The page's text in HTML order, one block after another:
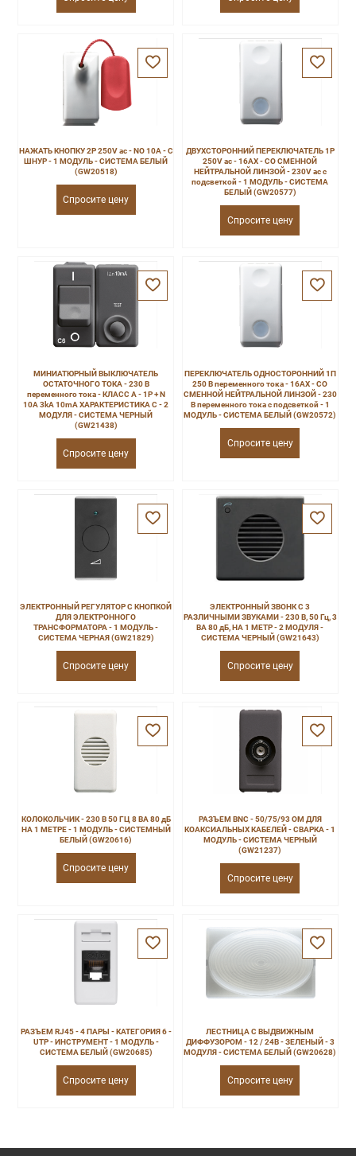
НАЖАТЬ КНОПКУ 2P 250V ac - NO 10A - С
ШНУР - 1 МОДУЛЬ - СИСТЕМА БЕЛЫЙ
(GW20518)
Спросите цену
ДВУХСТОРОННИЙ ПЕРЕКЛЮЧАТЕЛЬ 1P
250V ac - 16AX - СО СМЕННОЙ
НЕЙТРАЛЬНОЙ ЛИНЗОЙ - 230V ac с
подсветкой - 1 МОДУЛЬ - СИСТЕМА
БЕЛЫЙ (GW20577)
Спросите цену
МИНИАТЮРНЫЙ ВЫКЛЮЧАТЕЛЬ
ОСТАТОЧНОГО ТОКА - 230 В
переменного тока - КЛАСС A - 1P + N
10A 3kA 10mA ХАРАКТЕРИСТИКА C - 2
МОДУЛЯ - СИСТЕМА ЧЕРНЫЙ
(GW21438)
Спросите цену
ПЕРЕКЛЮЧАТЕЛЬ ОДНОСТОРОННИЙ 1П
250 В переменного тока - 16AX - СО
СМЕННОЙ НЕЙТРАЛЬНОЙ ЛИНЗОЙ - 230
В переменного тока с подсветкой - 1
МОДУЛЬ - СИСТЕМА БЕЛЫЙ (GW20572)
Спросите цену
ЭЛЕКТРОННЫЙ РЕГУЛЯТОР С КНОПКОЙ
ДЛЯ ЭЛЕКТРОННОГО
ТРАНСФОРМАТОРА - 1 МОДУЛЬ -
СИСТЕМА ЧЕРНАЯ (GW21829)
Спросите цену
ЭЛЕКТРОННЫЙ ЗВОНК С 3
РАЗЛИЧНЫМИ ЗВУКАМИ - 230 В, 50 Гц, 3
ВА 80 дБ, НА 1 МЕТР - 2 МОДУЛЯ -
СИСТЕМА ЧЕРНЫЙ (GW21643)
Спросите цену
КОЛОКОЛЬЧИК - 230 В 50 ГЦ 8 ВА 80 дБ
НА 1 МЕТРЕ - 1 МОДУЛЬ - СИСТЕМНЫЙ
БЕЛЫЙ (GW20616)
Спросите цену
РАЗЪЕМ BNC - 50/75/93 ОМ ДЛЯ
КОАКСИАЛЬНЫХ КАБЕЛЕЙ - СВАРКА - 1
МОДУЛЬ - СИСТЕМА ЧЕРНЫЙ
(GW21237)
Спросите цену
РАЗЪЕМ RJ45 - 4 ПАРЫ - КАТЕГОРИЯ 6 -
UTP - ИНСТРУМЕНТ - 1 МОДУЛЬ -
СИСТЕМА БЕЛЫЙ (GW20685)
Спросите цену
ЛЕСТНИЦА С ВЫДВИЖНЫМ
ДИФФУЗОРОМ - 12 / 24В - ЗЕЛЕНЫЙ - 3
МОДУЛЯ - СИСТЕМА БЕЛЫЙ (GW20628)
Спросите цену